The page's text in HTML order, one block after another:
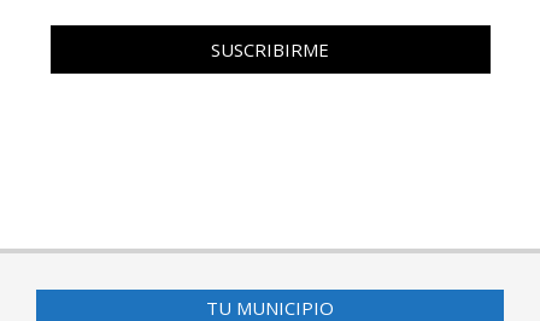
TU MUNICIPIO